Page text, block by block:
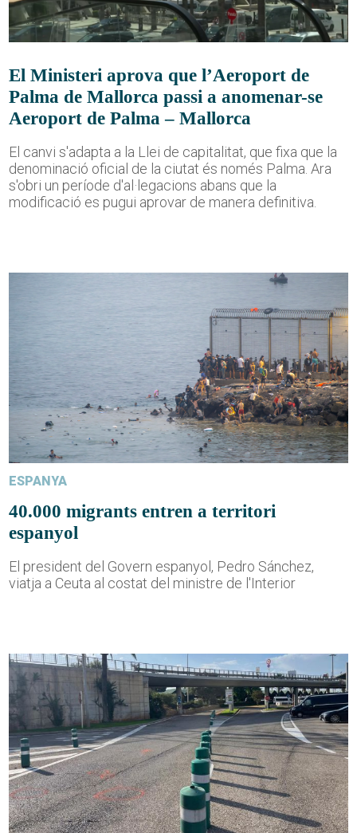
El Ministeri aprova que l’Aeroport de
Palma de Mallorca passi a anomenar-se
Aeroport de Palma – Mallorca
El canvi s'adapta a la Llei de capitalitat, que fixa que la
denominació oficial de la ciutat és només Palma. Ara
s'obri un període d'al·legacions abans que la
modificació es pugui aprovar de manera definitiva.
ESPANYA
40.000 migrants entren a territori
espanyol
El president del Govern espanyol, Pedro Sánchez,
viatja a Ceuta al costat del ministre de l'Interior